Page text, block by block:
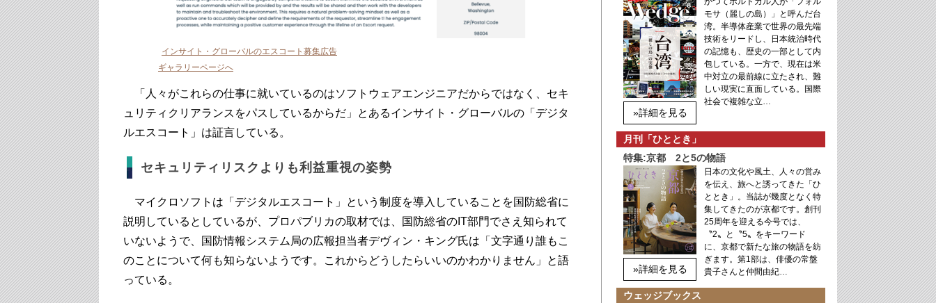
インサイト・グローバルのエスコート募集広告
ギャラリーページへ
「人々がこれらの仕事に就いているのはソフトウェアエンジニアだからではなく、セキ
ュリティクリアランスをパスしているからだ」とあるインサイト・グローバルの「デジタ
ルエスコート」は証言している。
セキュリティリスクよりも利益重視の姿勢
マイクロソフトは「デジタルエスコート」という制度を導入していることを国防総省に
説明しているとしているが、プロパブリカの取材では、国防総省のIT部門でさえ知られて
いないようで、国防情報システム局の広報担当者デヴィン・キング氏は「文字通り誰もこ
のことについて何も知らないようです。これからどうしたらいいのかわかりません」と語
っている。
»詳細を見る
モサ（麗しの島）」と呼んだ台
湾。半導体産業で世界の最先端
技術をリードし、日本統治時代
の記憶も、歴史の一部として内
包している。一方で、現在は米
中対立の最前線に立たされ、難
しい現実に直面している。国際
社会で複雑な立…
月刊「ひととき」
特集:京都 2と5の物語
»詳細を見る
日本の文化や風土、人々の営み
を伝え、旅へと誘ってきた「ひ
ととき」。当誌が幾度となく特
集してきたのが京都です。創刊
25周年を迎える今号では、
〝2〟と〝5〟をキーワード
に、京都で新たな旅の物語を紡
ぎます。第1部は、俳優の常盤
貴子さんと仲間由紀…
ウェッジブックス